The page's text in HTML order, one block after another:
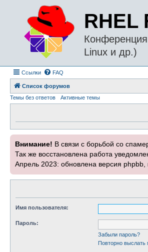
RHEL
Linux и др.)
Ссылки FAQ
Список форумов
Темы без ответов
Активные темы
Внимание! В связи с борьбой со
Так же восстановлена работа
Апрель 2023: обновлена версия
Имя пользователя:
Пароль:
Забыли пароль?
Повторно выслать